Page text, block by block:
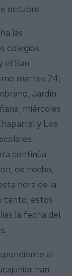
octubre.
las
colegios
el San
martes 24;
Jardín
miércoles
y Los
continúa
de hecho,
hora de la
tanto, estos
la fecha del
al
han